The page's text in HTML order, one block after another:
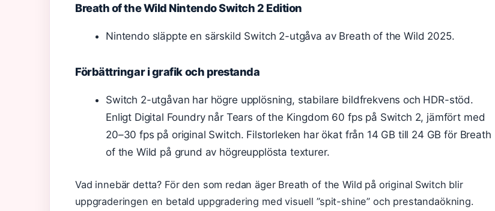
Breath of the Wild Nintendo Switch 2 Edition
Nintendo släppte en särskild Switch 2-utgåva av Breath of the Wild 2025.
Förbättringar i grafik och prestanda
Switch 2-utgåvan har högre upplösning, stabilare bildfrekvens och HDR-stöd.
Enligt Digital Foundry når Tears of the Kingdom 60 fps på Switch 2, jämfört med
20–30 fps på original Switch. Filstorleken har ökat från 14 GB till 24 GB för Breath
of the Wild på grund av högreupplösta texturer.
Vad innebär detta? För den som redan äger Breath of the Wild på original Switch blir
uppgraderingen en betald uppgradering med visuell ”spit-shine” och prestandaökning.